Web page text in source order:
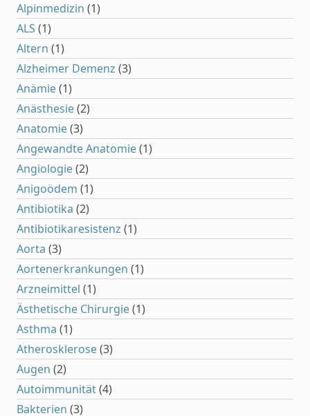
Alpinmedizin (1)
ALS (1)
Altern (1)
Alzheimer Demenz (3)
Anämie(1)
Anästhesie(2)
Anatomie(3)
Angewandte Anatomie(1)
Angiologie(2)
Anigoödem (1)
Antibiotika (2)
Antibiotikaresistenz (1)
Aorta (3)
Aortenerkrankungen (1)
Arzneimittel (1)
Ästhetische Chirurgie(1)
Asthma (1)
Atherosklerose(3)
Augen (2)
Autoimmunität(4)
Bakterien (3)